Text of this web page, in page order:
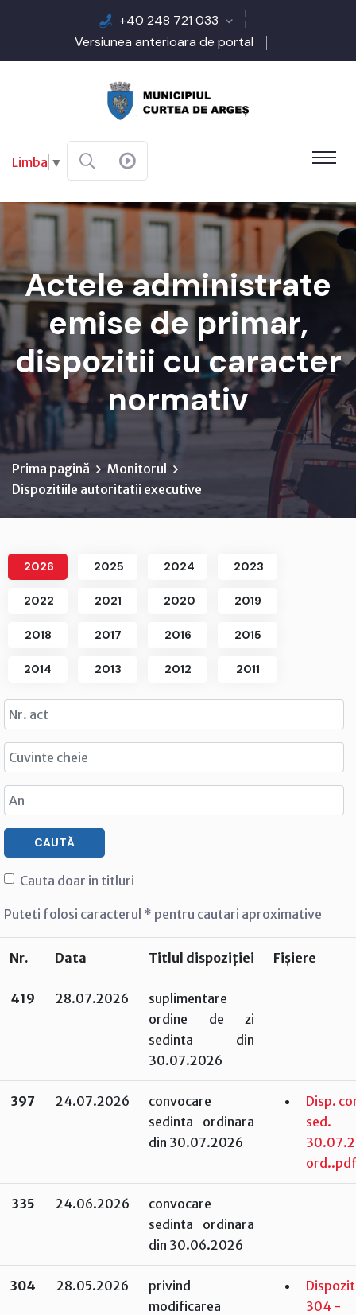
+40 248 721 033
Versiunea anterioara de portal
Limba ▼
Actele administrate
emise de primar,
dispozitii cu caracter
normativ
Prima pagină
Monitorul
Dispozitiile autoritatii executive
2026 2025 2024 2023
2022 2021 2020 2019
2018 2017 2016 2015
2014 2013 2012 2011
CAUTĂ
Cauta doar in titluri
Puteti folosi caracterul * pentru cautari aproximative
Nr. Data Titlul dispoziției Fișiere
419 28.07.2026
suplimentare
ordine de zi
sedinta din
30.07.2026
397 24.07.2026
convocare
sedinta ordinara
din 30.07.2026
Disp.
sed.
335 24.06.2026
convocare
sedinta ordinara
din 30.06.2026
304 28.05.2026
privind
modificarea
304 -